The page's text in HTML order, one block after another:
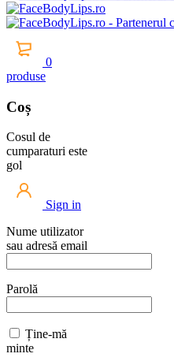
0
produse
Coș
Cosul de
cumparaturi este
gol
Sign in
Nume utilizator
sau adresă email
Parolă
Ține-mă
minte